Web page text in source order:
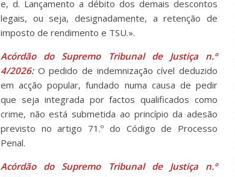
e, d. Lançamento a débito dos demais descontos
legais, ou seja, designadamente, a retenção de
imposto de rendimento e TSU.».
Acórdão do Supremo Tribunal de Justiça n.º
4/2026: O pedido de indemnização cível deduzido
em acção popular, fundado numa causa de pedir
que seja integrada por factos qualificados como
crime, não está submetida ao princípio da adesão
previsto no artigo 71.º do Código de Processo
Penal.
Acórdão do Supremo Tribunal de Justiça n.º